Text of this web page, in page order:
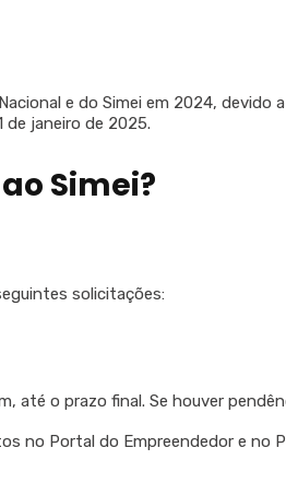
e do Simei em 2024,
janeiro de 2025.
Simei?
solicitações:
até o prazo final. Se houver
no Portal do Empreendedor e no